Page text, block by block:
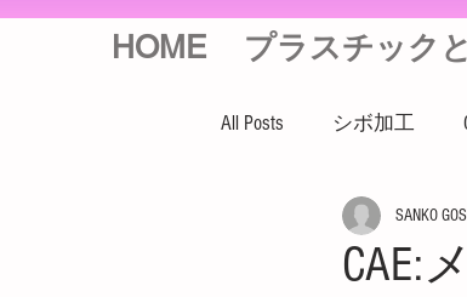
HOME プラスチック
All Posts シボ加工
ハイサイクル 高
CAE:
SANKO